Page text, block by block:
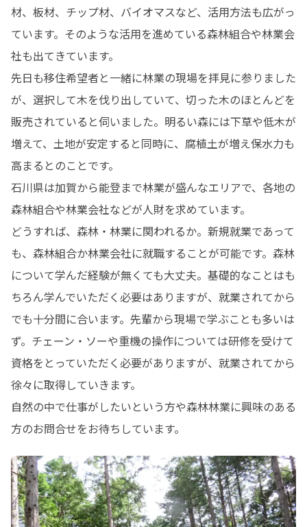
材、板材、チップ材、バイオマスなど、活用方法も広がっ
ています。そのような活用を進めている森林組合や林業会
社も出てきています。
先日も移住希望者と一緒に林業の現場を拝見に参りました
が、選択して木を伐り出していて、切った木のほとんどを
販売されていると伺いました。明るい森には下草や低木が
増えて、土地が安定すると同時に、腐植土が増え保水力も
高まるとのことです。
石川県は加賀から能登まで林業が盛んなエリアで、各地の
森林組合や林業会社などが人財を求めています。
どうすれば、森林・林業に関われるか。新規就業であって
も、森林組合か林業会社に就職することが可能です。森林
について学んだ経験が無くても大丈夫。基礎的なことはも
ちろん学んでいただく必要はありますが、就業されてから
でも十分間に合います。先輩から現場で学ぶことも多いは
ず。チェーン・ソーや重機の操作については研修を受けて
資格をとっていただく必要がありますが、就業されてから
徐々に取得していきます。
自然の中で仕事がしたいという方や森林林業に興味のある
方のお問合せをお待ちしています。